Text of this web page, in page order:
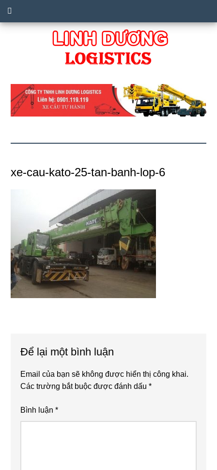
xe-cau-kato-25-tan-banh-lop-6
Interactions
Để lại một bình luận
Email của bạn sẽ không được hiển thị công khai.
Các trường bắt buộc được đánh dấu*
Bình luận*